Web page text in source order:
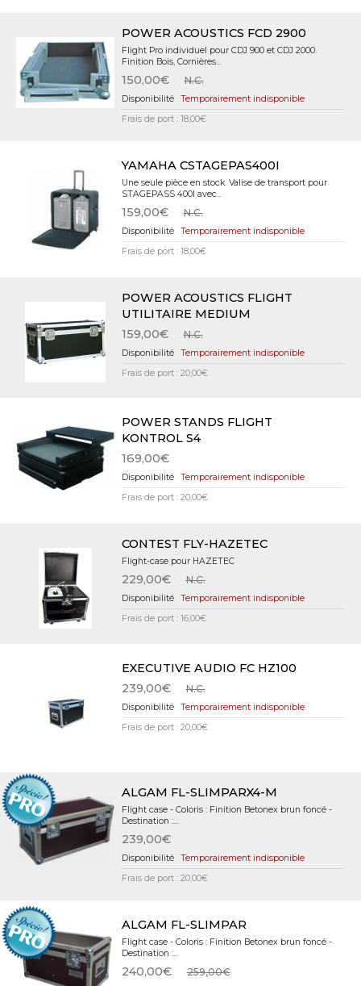
POWER ACOUSTICS FCD 2900
Flight Pro individuel pour CDJ 900 et CDJ 2000.
Finition Bois, Cornières...
150,00€ N.C.
Temporairement indisponible
Frais de port : 18,00€
YAMAHA CSTAGEPAS400I
Une seule pièce en stock. Valise de transport pour
STAGEPASS 400I avec...
159,00€ N.C.
Temporairement indisponible
Frais de port : 18,00€
POWER ACOUSTICS FLIGHT
UTILITAIRE MEDIUM
159,00€
N.C.
Temporairement indisponible
Frais de port : 20,00€
POWER STANDS FLIGHT
KONTROL S4
169,00€
Temporairement indisponible
Frais de port : 20,00€
CONTEST FLY-HAZETEC
Flight-case pour HAZETEC
229,00€ N.C.
Temporairement indisponible
Frais de port : 16,00€
EXECUTIVE AUDIO FC HZ100
239,00€
N.C.
Temporairement indisponible
Frais de port : 20,00€
ALGAM FL-SLIMPARX4-M
Flight case - Coloris : Finition Betonex brun foncé -
Destination :...
239,00€
Temporairement indisponible
Frais de port : 20,00€
ALGAM FL-SLIMPAR
Flight case - Coloris : Finition Betonex brun foncé -
Destination :...
240,00€ 259,00€